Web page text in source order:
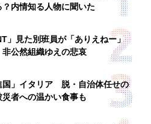
内情知る人物に聞いた
」見た別班員が「ありえねー」
公然組織ゆえの悲哀
国」イタリア 脱・自治体任せの
者への温かい食事も